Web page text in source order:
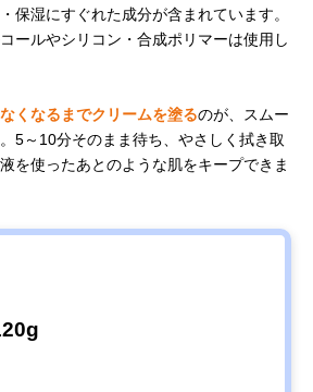
保湿にすぐれた成分が含まれています。
ールやシリコン・合成ポリマーは使用し
くなるまでクリームを塗るのが、スムー
5～10分そのまま待ち、やさしく拭き取
を使ったあとのような肌をキープできま